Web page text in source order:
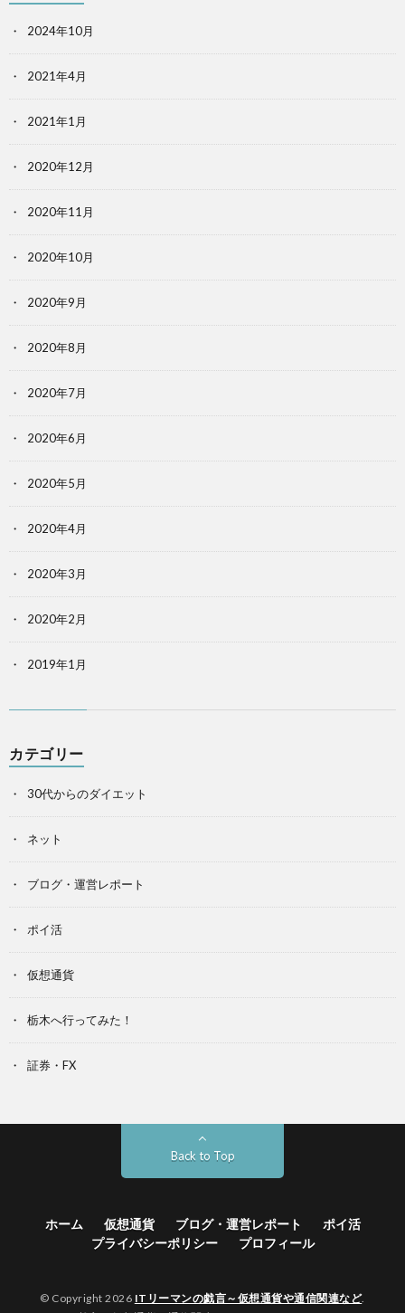
2024年10月
2021年4月
2021年1月
2020年12月
2020年11月
2020年10月
2020年9月
2020年8月
2020年7月
2020年6月
2020年5月
2020年4月
2020年3月
2020年2月
2019年1月
カテゴリー
30代からのダイエット
ネット
ブログ・運営レポート
ポイ活
仮想通貨
栃木へ行ってみた！
証券・FX
Back to Top
ホーム 仮想通貨 ブログ・運営レポート
ポイ活
プライバシーポリシー
プロフィール
© Copyright 2026 ITリーマンの戯言～仮想通貨や通信関連など.